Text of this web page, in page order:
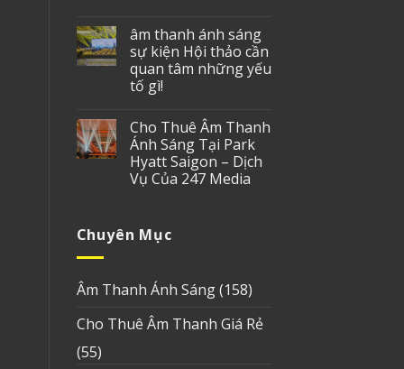
âm thanh ánh sáng
sự kiện Hội thảo cần
quan tâm những yếu
tố gì!
Cho Thuê Âm Thanh
Ánh Sáng Tại Park
Hyatt Saigon – Dịch
Vụ Của 247 Media
Chuyên Mục
Âm Thanh Ánh Sáng(158)
Cho Thuê Âm Thanh Giá Rẻ
(55)